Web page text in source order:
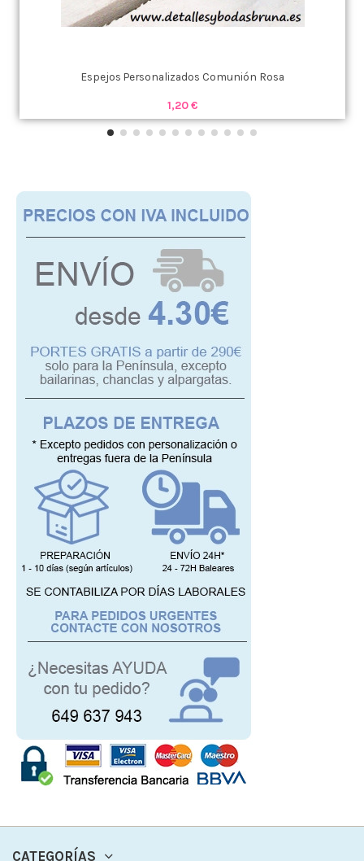
Espejos Personalizados Comunión Rosa
1,20 €
CATEGORÍAS